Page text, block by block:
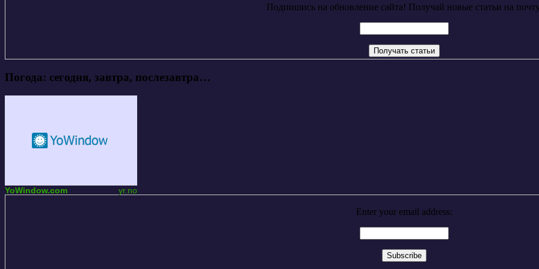
Подпишись на обновление сайта! Получай новые статьи на
Погода: сегодня, завтра, послезавтра…
YoWindow.com yr.no
Enter your email address: